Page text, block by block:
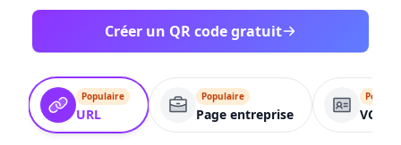
Créer un QR code gratuit
Populaire
URL
Populaire
Page entreprise VCard